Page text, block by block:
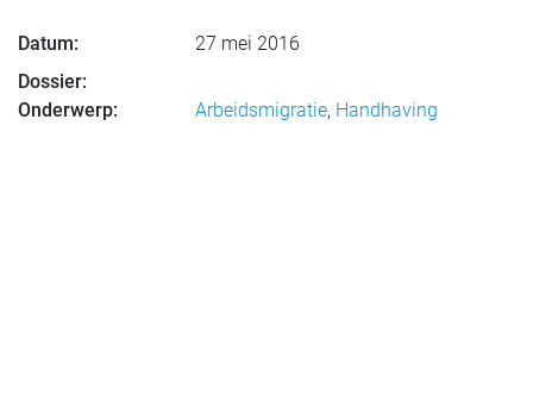
Datum:
27 mei 2016
Dossier:
Onderwerp:
Arbeidsmigratie, Handhaving